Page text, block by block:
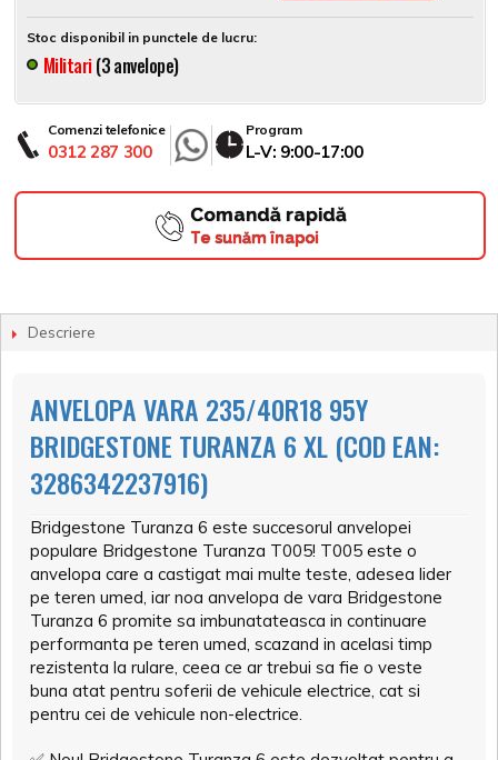
Stoc disponibil in punctele de lucru:
Militari(3 anvelope)
Comenzi telefonice
0312 287 300
Program
L-V: 9:00-17:00
Comandă rapidă
Te sunăm înapoi
Descriere
ANVELOPA VARA 235/40R18 95Y
BRIDGESTONE TURANZA 6 XL (COD EAN:
3286342237916)
Bridgestone Turanza 6 este succesorul anvelopei
populare Bridgestone Turanza T005! T005 este o
anvelopa care a castigat mai multe teste, adesea lider
pe teren umed, iar noa anvelopa de vara Bridgestone
Turanza 6 promite sa imbunatateasca in continuare
performanta pe teren umed, scazand in acelasi timp
rezistenta la rulare, ceea ce ar trebui sa fie o veste
buna atat pentru soferii de vehicule electrice, cat si
pentru cei de vehicule non-electrice.